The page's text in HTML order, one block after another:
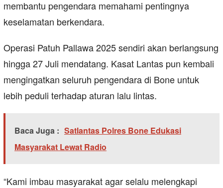
membantu pengendara memahami pentingnya
keselamatan berkendara.
Operasi Patuh Pallawa 2025 sendiri akan berlangsung
hingga 27 Juli mendatang. Kasat Lantas pun kembali
mengingatkan seluruh pengendara di Bone untuk
lebih peduli terhadap aturan lalu lintas.
Baca Juga : Satlantas Polres Bone Edukasi
Masyarakat Lewat Radio
“Kami imbau masyarakat agar selalu melengkapi